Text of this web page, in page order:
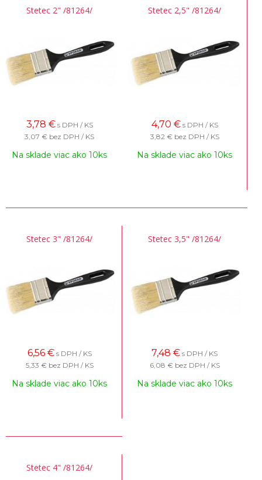
Stetec 2" /81264/
3,78 € s DPH / KS
3,07 € bez DPH / KS
Na sklade viac ako 10ks
Stetec 2,5" /81264/
4,70 € s DPH / KS
3,82 € bez DPH / KS
Na sklade viac ako 10ks
Stetec 3" /81264/
6,56 € s DPH / KS
5,33 € bez DPH / KS
Na sklade viac ako 10ks
Stetec 3,5" /81264/
7,48 € s DPH / KS
6,08 € bez DPH / KS
Na sklade viac ako 10ks
Stetec 4" /81264/